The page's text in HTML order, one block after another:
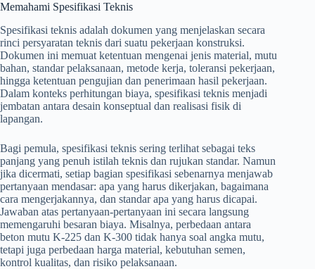
Memahami Spesifikasi Teknis
Spesifikasi teknis adalah dokumen yang menjelaskan secara
rinci persyaratan teknis dari suatu pekerjaan konstruksi.
Dokumen ini memuat ketentuan mengenai jenis material, mutu
bahan, standar pelaksanaan, metode kerja, toleransi pekerjaan,
hingga ketentuan pengujian dan penerimaan hasil pekerjaan.
Dalam konteks perhitungan biaya, spesifikasi teknis menjadi
jembatan antara desain konseptual dan realisasi fisik di
lapangan.
Bagi pemula, spesifikasi teknis sering terlihat sebagai teks
panjang yang penuh istilah teknis dan rujukan standar. Namun
jika dicermati, setiap bagian spesifikasi sebenarnya menjawab
pertanyaan mendasar: apa yang harus dikerjakan, bagaimana
cara mengerjakannya, dan standar apa yang harus dicapai.
Jawaban atas pertanyaan-pertanyaan ini secara langsung
memengaruhi besaran biaya. Misalnya, perbedaan antara
beton mutu K-225 dan K-300 tidak hanya soal angka mutu,
tetapi juga perbedaan harga material, kebutuhan semen,
kontrol kualitas, dan risiko pelaksanaan.